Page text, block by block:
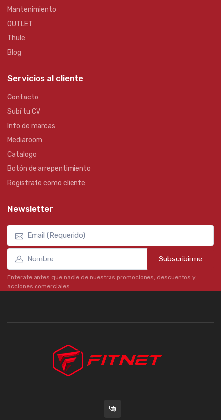
Mantenimiento
OUTLET
Thule
Blog
Servicios al cliente
Contacto
Subí tu CV
Info de marcas
Mediaroom
Catalogo
Botón de arrepentimiento
Registrate como cliente
Newsletter
Subscribirme
Enterate antes que nadie de nuestras promociones, descuentos y
acciones comerciales.